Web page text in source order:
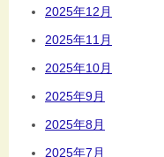
2025年12月
2025年11月
2025年10月
2025年9月
2025年8月
2025年7月